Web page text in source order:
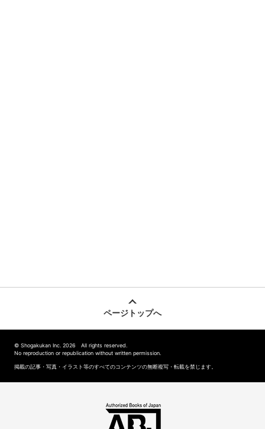
ページトップへ
© Shogakukan Inc. 2026 All rights reserved.
No reproduction or republication without written permission.
掲載の記事・写真・イラスト等のすべてのコンテンツの無断複写・転載を禁じます。